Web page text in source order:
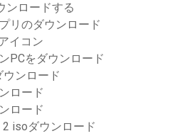
ンロードする
リのダウンロード
イコン
PCをダウンロード
ンロード
ロード
ロード
isoダウンロード